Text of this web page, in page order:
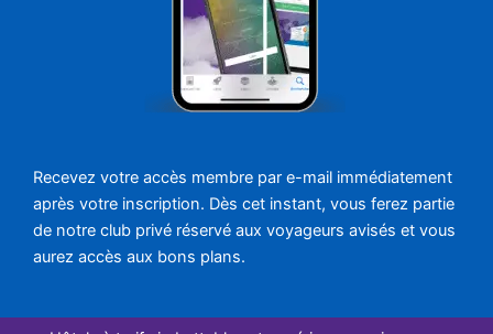
Recevez votre accès membre par e-mail immédiatement
après votre inscription. Dès cet instant, vous ferez partie
de notre club privé réservé aux voyageurs avisés et vous
aurez accès aux bons plans.